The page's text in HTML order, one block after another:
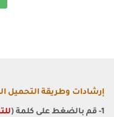
إرشادات وطريقة التحميل
1- قم بالضغط على كلمة (